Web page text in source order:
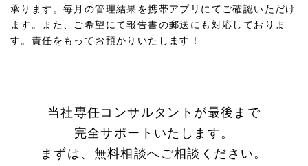
承ります。毎月の管理結果を携帯アプリにてご確認いただけ
ます。また、ご希望にて報告書の郵送にも対応しておりま
す。責任をもってお預かりいたします！
当社専任コンサルタントが最後まで
完全サポートいたします。
まずは、無料相談へご相談ください。